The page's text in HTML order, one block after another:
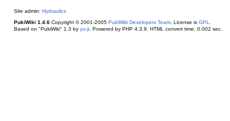
Site admin: Hydraulics
PukiWiki 1.4.6Copyright © 2001-2005 PukiWiki Developers Team. License is GPL
Based on "PukiWiki" 1.3 by yu-ji. Powered by PHP 4.3.9. HTML convert time: 0.002 sec.